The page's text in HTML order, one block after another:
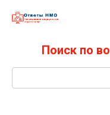
Поиск по